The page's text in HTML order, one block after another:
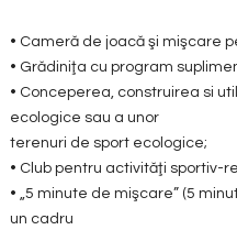
• Cameră de joacă şi mişcare
• Grădiniţa cu program
• Conceperea, construirea si
ecologice sau a unor
terenuri de sport ecologice;
• Club pentru activităţi sportiv-
• „5 minute de mişcare” (5
un cadru